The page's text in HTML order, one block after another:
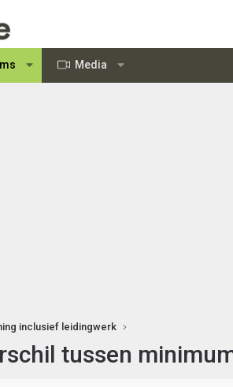
Media
inclusief leidingwerk
tussen